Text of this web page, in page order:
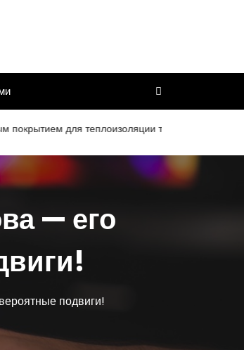
для теплоизоляции труб и дымоходов со
— его
подвиги!